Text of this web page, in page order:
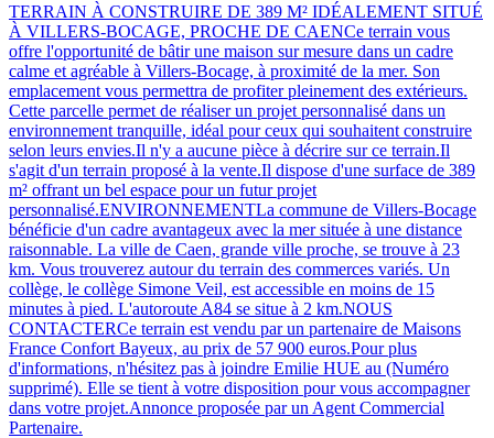
TERRAIN À CONSTRUIRE DE 389 M² IDÉALEMENT SITUÉ
À VILLERS-BOCAGE, PROCHE DE CAENCe terrain vous
offre l'opportunité de bâtir une maison sur mesure dans un cadre
calme et agréable à Villers-Bocage, à proximité de la mer. Son
emplacement vous permettra de profiter pleinement des extérieurs.
Cette parcelle permet de réaliser un projet personnalisé dans un
environnement tranquille, idéal pour ceux qui souhaitent construire
selon leurs envies.Il n'y a aucune pièce à décrire sur ce terrain.Il
s'agit d'un terrain proposé à la vente.Il dispose d'une surface de 389
m² offrant un bel espace pour un futur projet
personnalisé.ENVIRONNEMENTLa commune de Villers-Bocage
bénéficie d'un cadre avantageux avec la mer située à une distance
raisonnable. La ville de Caen, grande ville proche, se trouve à 23
km. Vous trouverez autour du terrain des commerces variés. Un
collège, le collège Simone Veil, est accessible en moins de 15
minutes à pied. L'autoroute A84 se situe à 2 km.NOUS
CONTACTERCe terrain est vendu par un partenaire de Maisons
France Confort Bayeux, au prix de 57 900 euros.Pour plus
d'informations, n'hésitez pas à joindre Emilie HUE au (Numéro
supprimé). Elle se tient à votre disposition pour vous accompagner
dans votre projet.Annonce proposée par un Agent Commercial
Partenaire.